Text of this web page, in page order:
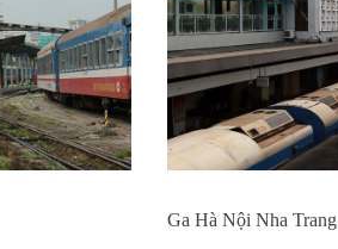
Ga Hà Nội Nha Trang